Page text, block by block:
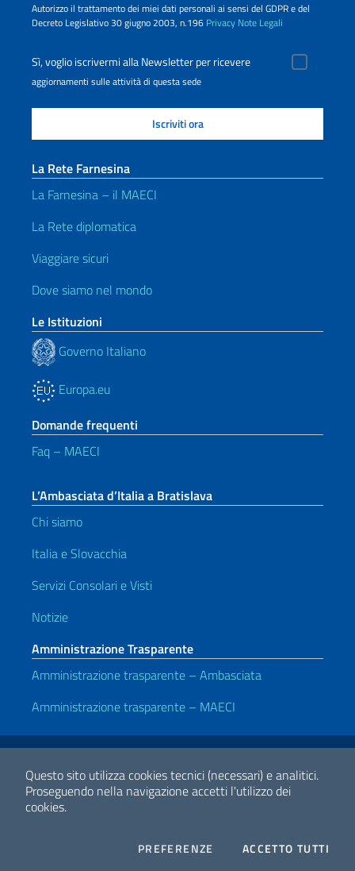
Questo sito utilizza cookies tecnici (necessari) e analitici.
Proseguendo nella navigazione accetti l'utilizzo dei
cookies.
PREFERENZE COOKIESACCETTO TUTTI
Autorizzo il trattamento dei miei dati personali ai sensi del GDPR e del
Decreto Legislativo 30 giugno 2003, n.196 Privacy Note Legali
Sì, voglio iscrivermi alla Newsletter per ricevere
aggiornamenti sulle attività di questa sede
La Rete Farnesina
La Farnesina – il MAECI
La Rete diplomatica
Viaggiare sicuri
Dove siamo nel mondo
Le Istituzioni
Governo Italiano
Europa.eu
Domande frequenti
Faq – MAECI
L’Ambasciata d’Italia a Bratislava
Chi siamo
Italia e Slovacchia
Servizi Consolari e Visti
Notizie
Amministrazione Trasparente
Amministrazione trasparente – Ambasciata
Amministrazione trasparente – MAECI
Link Utili